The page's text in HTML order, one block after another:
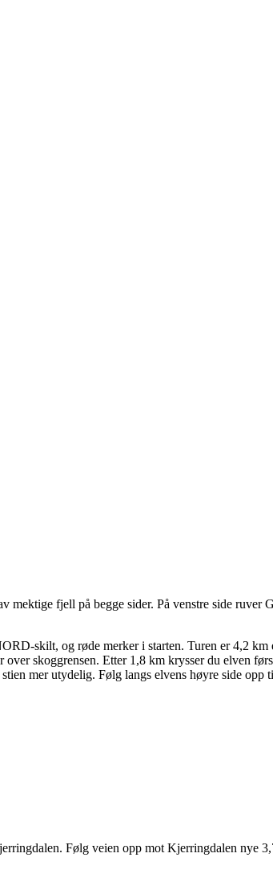
fjell på begge sider. På venstre side
skilt, og røde merker i starten. Turen er 4,2
skoggrensen. Etter 1,8 km krysser du elven
mer utydelig. Følg langs elvens høyre side
Følg veien opp mot Kjerringdalen nye